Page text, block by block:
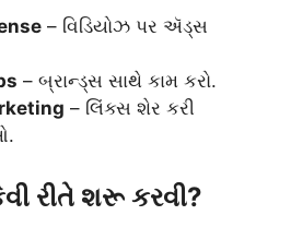
– વિડિયોઝ પર ઍડ્સ
– બ્રાન્ડ્સ સાથે કામ કરો.
– લિંક્સ શેર કરી
રીતે શરૂ કરવી?